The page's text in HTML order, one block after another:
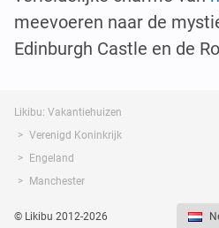
meevoeren naar de
Edinburgh Castle en de
Likibu: Vakantiehuizen
Verenigd Koninkrijk
Engeland
Manchester
© Likibu 2012-2026